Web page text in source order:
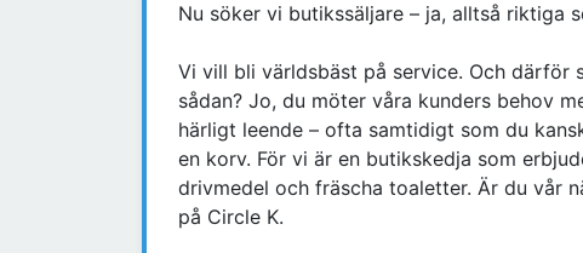
Nu söker vi butikssäljare – ja, alltså riktiga
Vi vill bli världsbäst på service. Och därför
sådan? Jo, du möter våra kunders behov
härligt leende – ofta samtidigt som du
en korv. För vi är en butikskedja som
drivmedel och fräscha toaletter. Är du vår
på Circle K.